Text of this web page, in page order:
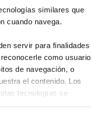
similares que
cuando navega.
servir para finalidades
como
de navegación, o
el contenido. Los
tecnologías se
facilitar la digestión.
valora muy
la oportunidad
y confianza,
sociales,
autoestima. El
siguiente de estas